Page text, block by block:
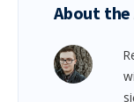
About